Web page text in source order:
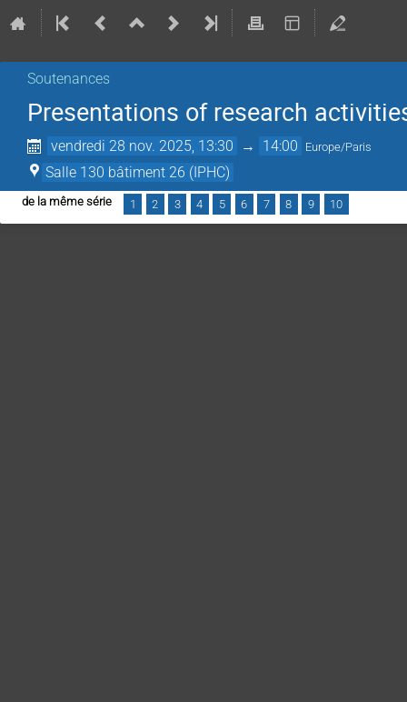
Soutenances
Presentations of research
vendredi 28 nov. 2025, 13:30 → 14:00 Europe/Paris
Salle 130 bâtiment 26 (IPHC)
de la même série 1 2 3 4 5 6 7 8 9 10